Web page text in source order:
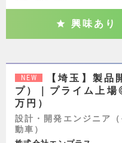
興味あり
NEW
【埼玉】製品
プ）｜プライム上
万円）
設計・開発エンジニア
動車）